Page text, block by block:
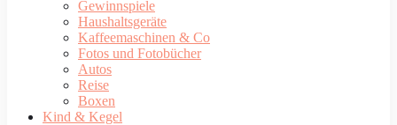
Gewinnspiele
Haushaltsgeräte
Kaffeemaschinen & Co
Fotos und Fotobücher
Autos
Reise
Boxen
Kind & Kegel